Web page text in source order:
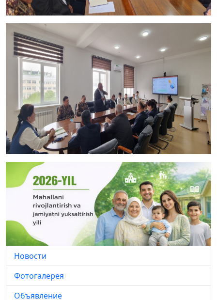
Новости
Фотогалерея
Объявление